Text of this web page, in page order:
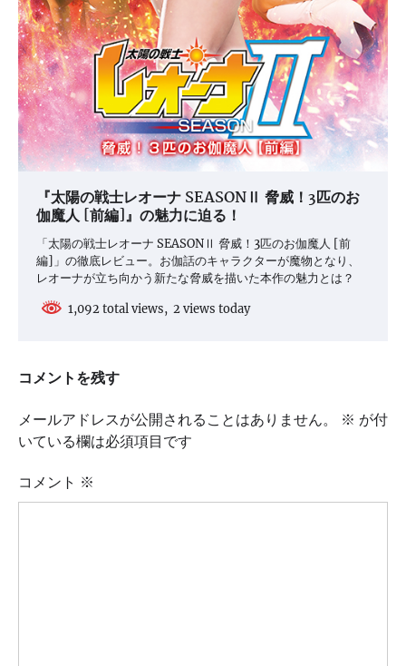
『太陽の戦士レオーナ SEASONⅡ 脅威！3匹のお
伽魔人 [前編]』の魅力に迫る！
「太陽の戦士レオーナ SEASONⅡ 脅威！3匹のお伽魔人 [前
編]」の徹底レビュー。お伽話のキャラクターが魔物となり、
レオーナが立ち向かう新たな脅威を描いた本作の魅力とは？
1,092 total views, 2 views today
コメントを残す
メールアドレスが公開されることはありません。 ※ が付
いている欄は必須項目です
コメント ※